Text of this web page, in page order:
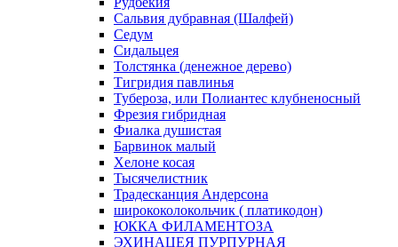
Сальвия дубравная (Шалфей)
Седум
Сидальцея
Толстянка (денежное дерево)
Тигридия павлинья
Тубероза, или Полиантес клубненосный
Фрезия гибридная
Фиалка душистая
Барвинок малый
Хелоне косая
Тысячелистник
Традесканция Андерсона
ширококолокольчик ( платикодон)
ЮККА ФИЛАМЕНТОЗА
ЭХИНАЦЕЯ ПУРПУРНАЯ